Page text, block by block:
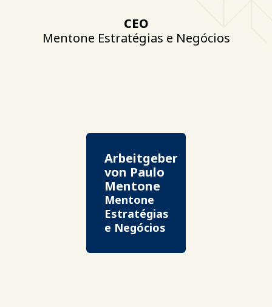
CEO
Mentone Estratégias e Negócios
Arbeitgeber
von Paulo
Mentone
Mentone
Estratégias
e Negócios